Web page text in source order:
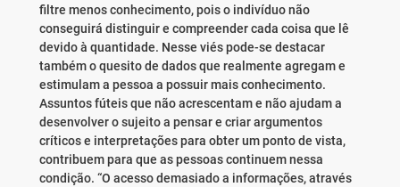
filtre menos conhecimento, pois o indivíduo não
conseguirá distinguir e compreender cada coisa que lê
devido à quantidade. Nesse viés pode-se destacar
também o quesito de dados que realmente agregam e
estimulam a pessoa a possuir mais conhecimento.
Assuntos fúteis que não acrescentam e não ajudam a
desenvolver o sujeito a pensar e criar argumentos
críticos e interpretações para obter um ponto de vista,
contribuem para que as pessoas continuem nessa
condição. “O acesso demasiado a informações, através